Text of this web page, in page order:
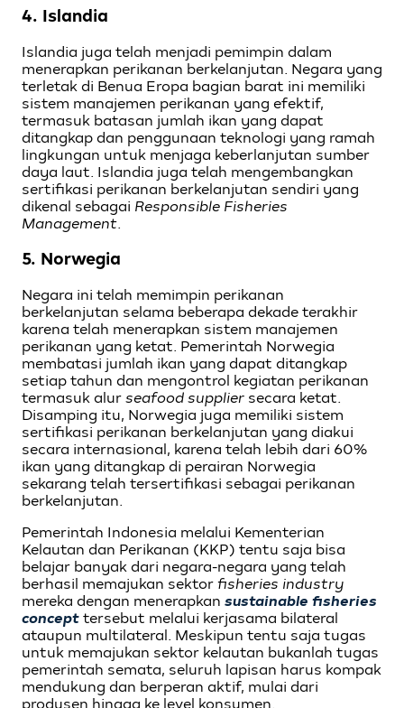
4. Islandia
Islandia juga telah menjadi pemimpin dalam
menerapkan perikanan berkelanjutan. Negara yang
terletak di Benua Eropa bagian barat ini memiliki
sistem manajemen perikanan yang efektif,
termasuk batasan jumlah ikan yang dapat
ditangkap dan penggunaan teknologi yang ramah
lingkungan untuk menjaga keberlanjutan sumber
daya laut. Islandia juga telah mengembangkan
sertifikasi perikanan berkelanjutan sendiri yang
dikenal sebagai Responsible Fisheries
Management
5. Norwegia
Negara ini telah memimpin perikanan
berkelanjutan selama beberapa dekade terakhir
karena telah menerapkan sistem manajemen
perikanan yang ketat. Pemerintah Norwegia
membatasi jumlah ikan yang dapat ditangkap
setiap tahun dan mengontrol kegiatan perikanan
termasuk alur seafood supplier secara ketat.
Disamping itu, Norwegia juga memiliki sistem
sertifikasi perikanan berkelanjutan yang diakui
secara internasional, karena telah lebih dari 60%
ikan yang ditangkap di perairan Norwegia
sekarang telah tersertifikasi sebagai perikanan
berkelanjutan.
Pemerintah Indonesia melalui Kementerian
Kelautan dan Perikanan (KKP) tentu saja bisa
belajar banyak dari negara-negara yang telah
berhasil memajukan sektor fisheries industry
mereka dengan menerapkan sustainable fisheries
concept tersebut melalui kerjasama bilateral
ataupun multilateral. Meskipun tentu saja tugas
untuk memajukan sektor kelautan bukanlah tugas
pemerintah semata, seluruh lapisan harus kompak
mendukung dan berperan aktif, mulai dari
produsen hingga ke level konsumen.